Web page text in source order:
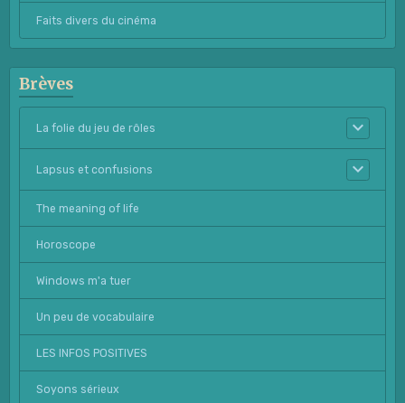
Faits divers du cinéma
Brèves
La folie du jeu de rôles
Lapsus et confusions
The meaning of life
Horoscope
Windows m'a tuer
Un peu de vocabulaire
LES INFOS POSITIVES
Soyons sérieux